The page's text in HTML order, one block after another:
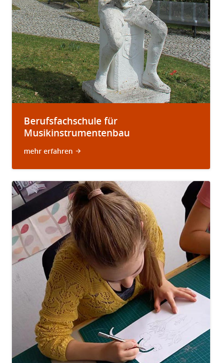
Berufsfachschule für
Musikinstrumentenbau
mehr erfahren